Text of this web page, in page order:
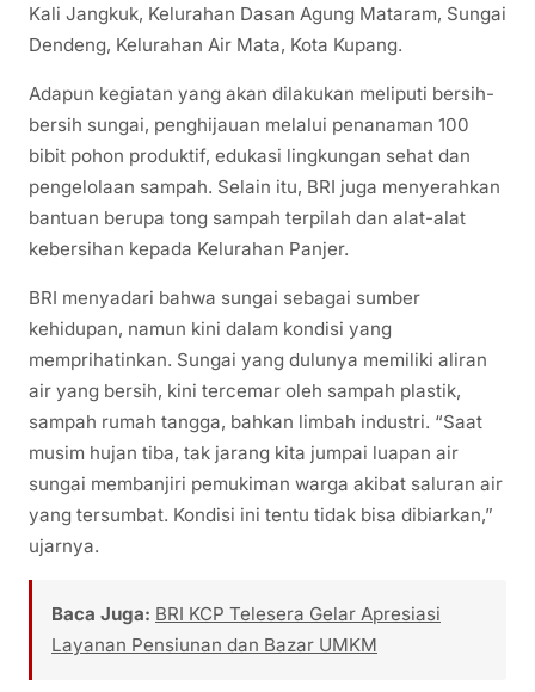
Kali Jangkuk, Kelurahan Dasan Agung Mataram, Sungai
Dendeng, Kelurahan Air Mata, Kota Kupang.
Adapun kegiatan yang akan dilakukan meliputi bersih-
bersih sungai, penghijauan melalui penanaman 100
bibit pohon produktif, edukasi lingkungan sehat dan
pengelolaan sampah. Selain itu, BRI juga menyerahkan
bantuan berupa tong sampah terpilah dan alat-alat
kebersihan kepada Kelurahan Panjer.
BRI menyadari bahwa sungai sebagai sumber
kehidupan, namun kini dalam kondisi yang
memprihatinkan. Sungai yang dulunya memiliki aliran
air yang bersih, kini tercemar oleh sampah plastik,
sampah rumah tangga, bahkan limbah industri. “Saat
musim hujan tiba, tak jarang kita jumpai luapan air
sungai membanjiri pemukiman warga akibat saluran air
yang tersumbat. Kondisi ini tentu tidak bisa dibiarkan,”
ujarnya.
Baca Juga: BRI KCP Telesera Gelar Apresiasi
Layanan Pensiunan dan Bazar UMKM